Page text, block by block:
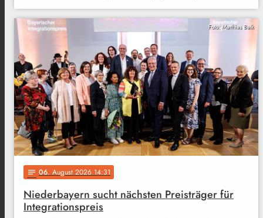
Foto: Matthias Balk
notes 06. August 2026 14:31
Niederbayern sucht nächsten Preisträger für
Integrationspreis